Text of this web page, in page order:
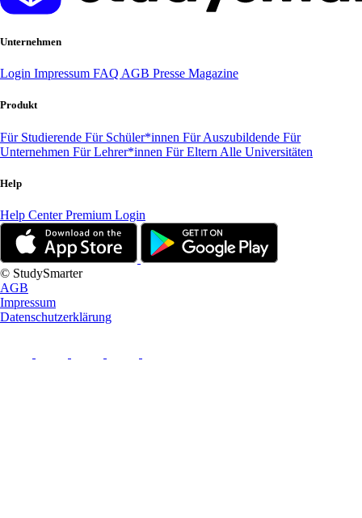
Unternehmen
Login Impressum FAQ AGB Presse Magazine
Produkt
Für Studierende Für Schüler*innen Für Auszubildende Für
Unternehmen Für Lehrer*innen Für Eltern Alle Universitäten
Help
Help CenterPremium Login
© StudySmarter
AGB
Impressum
Datenschutzerklärung